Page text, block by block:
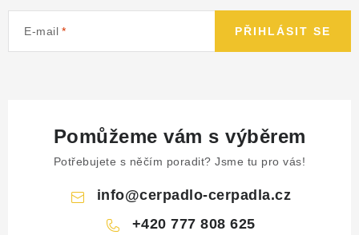
E-mail PŘIHLÁSIT SE
Pomůžeme vám s výběrem
Potřebujete s něčím poradit? Jsme tu pro vás!
info@cerpadlo-cerpadla.cz
+420 777 808 625